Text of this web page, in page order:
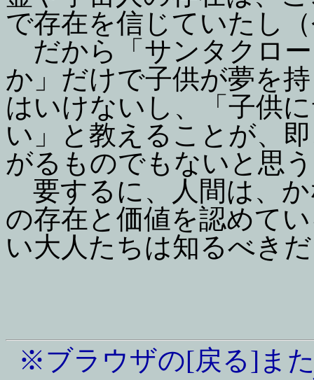
で存在を信じていたし
だから「サンタクロ
か」だけで子供が夢を
はいけないし、「子供
い」と教えることが、
がるものでもないと思
要するに、人間は、
の存在と価値を認めて
い大人たちは知るべき
※ブラウザの[戻る]ま